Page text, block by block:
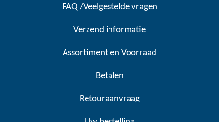
FAQ /Veelgestelde vragen
Verzend informatie
Assortiment en Voorraad
Betalen
Retouraanvraag